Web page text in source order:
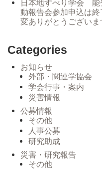
日本地すべり学会
動報告会参加申込は
変ありがとうございま
Categories
お知らせ
外部・関連学協会
学会行事・案内
災害情報
公募情報
その他
人事公募
研究助成
災害・研究報告
その他